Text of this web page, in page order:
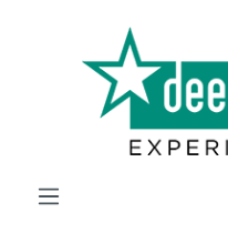
Zum Hauptinhalt springen